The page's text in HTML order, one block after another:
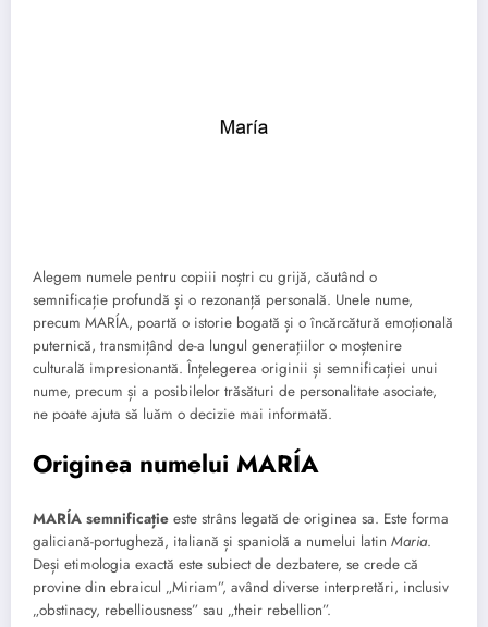
Alegem numele pentru copiii noștri cu grijă, căutând o
semnificație profundă și o rezonanță personală. Unele nume,
precum MARÍA, poartă o istorie bogată și o încărcătură emoțională
puternică, transmițând de-a lungul generațiilor o moștenire
culturală impresionantă. Înțelegerea originii și semnificației unui
nume, precum și a posibilelor trăsături de personalitate asociate,
ne poate ajuta să luăm o decizie mai informată.
Originea numelui MARÍA
MARÍA semnificație este strâns legată de originea sa. Este forma
galiciană-portugheză, italiană și spaniolă a numelui latin Maria.
Deși etimologia exactă este subiect de dezbatere, se crede că
provine din ebraicul „Miriam”, având diverse interpretări, inclusiv
„obstinacy, rebelliousness” sau „their rebellion”.